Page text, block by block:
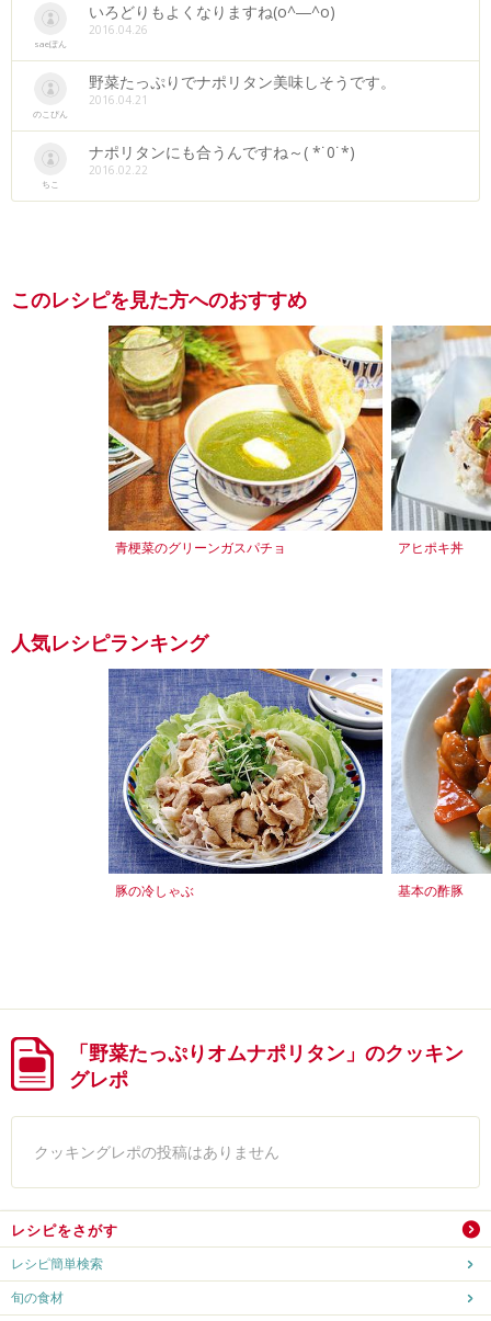
saeぽん
いろどりもよくなりますね(o^―^o)
2016.04.26
のこぴん
野菜たっぷりでナポリタン美味しそうです。
2016.04.21
ちこ
ナポリタンにも合うんですね～( *˙0˙*)
2016.02.22
このレシピを見た方へのおすすめ
青梗菜のグリーンガスパチョ アヒポキ丼
人気レシピランキング
豚の冷しゃぶ 基本の酢豚
「野菜たっぷりオムナポリタン」のクッキン
グレポ
クッキングレポの投稿はありません
レシピをさがす
レシピ簡単検索
旬の食材